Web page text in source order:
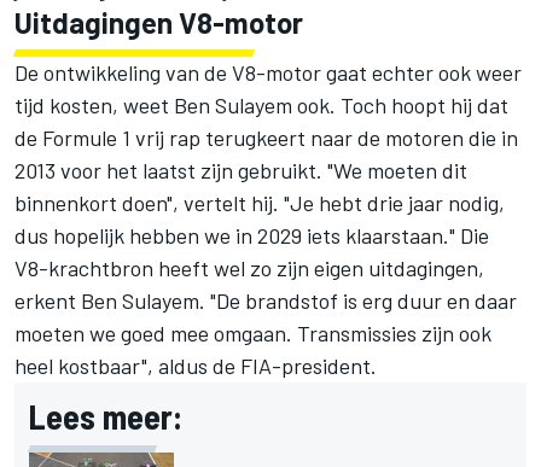
Uitdagingen V8-motor
De ontwikkeling van de V8-motor gaat echter ook weer
tijd kosten, weet Ben Sulayem ook. Toch hoopt hij dat
de Formule 1 vrij rap terugkeert naar de motoren die in
2013 voor het laatst zijn gebruikt. "We moeten dit
binnenkort doen", vertelt hij. "Je hebt drie jaar nodig,
dus hopelijk hebben we in 2029 iets klaarstaan." Die
V8-krachtbron heeft wel zo zijn eigen uitdagingen,
erkent Ben Sulayem. "De brandstof is erg duur en daar
moeten we goed mee omgaan. Transmissies zijn ook
heel kostbaar", aldus de FIA-president.
Lees meer: